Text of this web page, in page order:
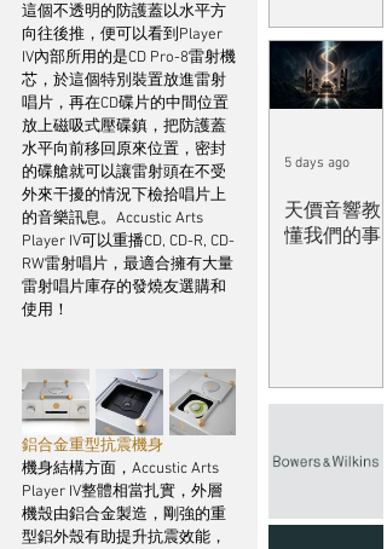
這個不透明的防護蓋以水平方
向往後推，便可以看到Player
IV內部所用的是CD Pro-8雷射機
芯，於這個特別裝置放進雷射
唱片，再在CD碟片的中間位置
放上磁吸式壓碟鎮，把防護蓋
水平向前移回原來位置，密封
的碟艙就可以讓雷射頭在不受
外來干擾的情況下檢拾唱片上
的音樂訊息。Accustic Arts
Player IV可以重播CD, CD-R, CD-
RW雷射唱片，最適合擁有大量
雷射唱片庫存的發燒友選購和
使用！
鋁合金重型抗震機身
機身結構方面，Accustic Arts
Player IV整體相當扎實，外層
機殼由鋁合金製造，剛強的重
型鋁外殼有助提升抗震效能，
天價音響教
懂我們的事
5 days ago